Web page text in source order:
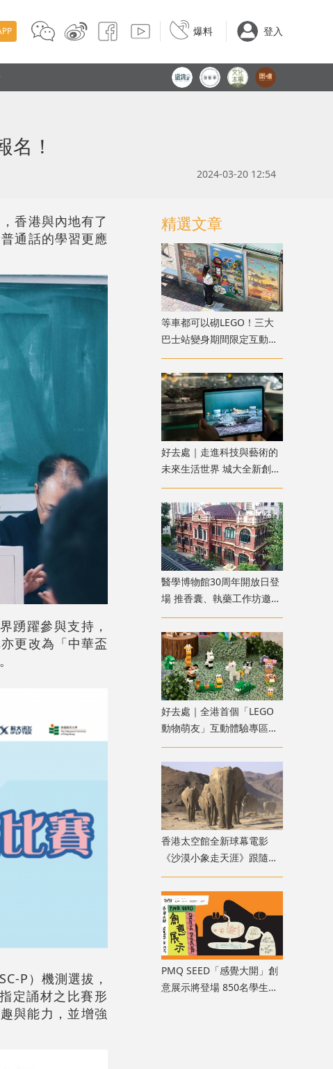
爆料 登入
！
2024-03-20 12:54
香港與內地有了
通話的學習更應
踴躍參與支持，
更改為「中華盃
P）機測選拔，
定誦材之比賽形
與能力，並增強
精選文章
等車都可以砌LEGO！三大
巴士站變身期間限定互動遊
樂點
好去處｜走進科技與藝術的
未來生活世界 城大全新創意
展覽免費參觀
醫學博物館30周年開放日登
場 推香囊、執藥工作坊邀親
子同樂
好去處｜全港首個「LEGO
動物萌友」互動體驗專區可
愛登場！
香港太空館全新球幕電影
《沙漠小象走天涯》跟隨滿
月非洲象穿越荒漠旅程
PMQ SEED「感覺大開」創
意展示將登場 850名學生以